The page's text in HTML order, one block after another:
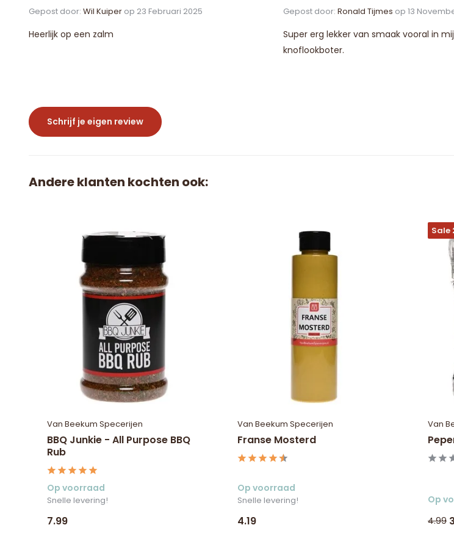
Gepost door: Wil Kuiper op 23 Februari 2025
Heerlijk op een zalm
Gepost door: Ronald Tijmes op 13
Super erg lekker van smaak vooral in
knoflookboter.
Schrijf je eigen review
Andere klanten kochten ook:
Van Beekum Specerijen
BBQ Junkie - All Purpose BBQ
Rub
Op voorraad
Snelle levering!
7.99
Van Beekum Specerijen
Franse Mosterd
Op voorraad
Snelle levering!
4.19
Sale
Van
Op
4.99